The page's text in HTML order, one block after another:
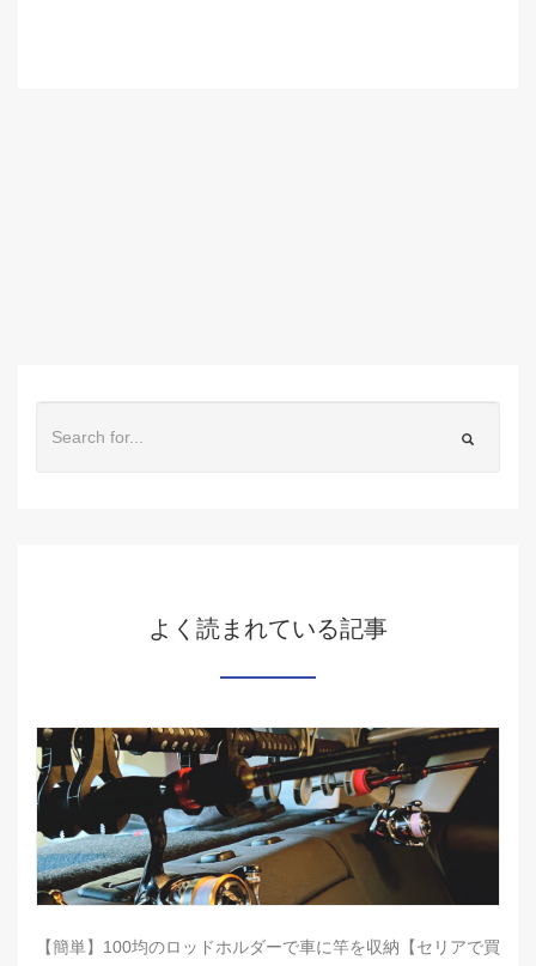
よく読まれている記事
【簡単】100均のロッドホルダーで車に竿を収納【セリアで買